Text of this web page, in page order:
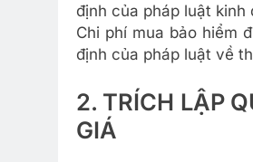
định của pháp luật kinh
Chi phí mua bảo hiểm
định của pháp luật về
2. TRÍCH LẬP
GIÁ